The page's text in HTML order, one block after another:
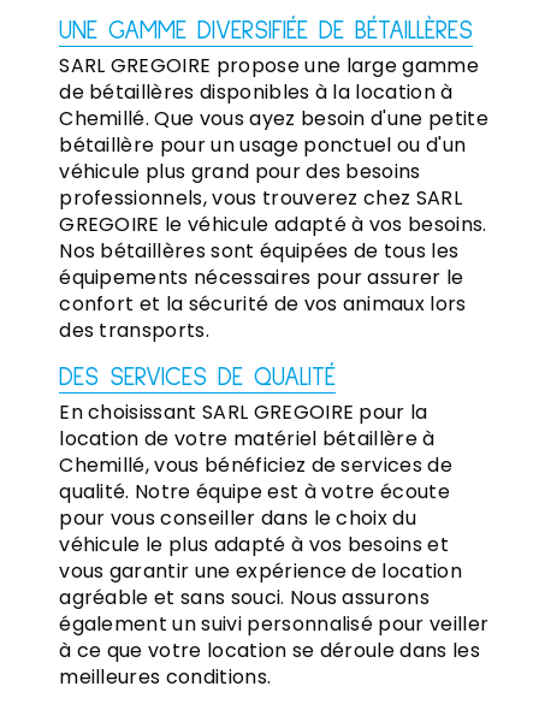
UNE GAMME DIVERSIFIÉE DE BÉTAILLÈRES
SARL GREGOIRE propose une large gamme
de bétaillères disponibles à la location à
Chemillé. Que vous ayez besoin d'une petite
bétaillère pour un usage ponctuel ou d'un
véhicule plus grand pour des besoins
professionnels, vous trouverez chez SARL
GREGOIRE le véhicule adapté à vos besoins.
Nos bétaillères sont équipées de tous les
équipements nécessaires pour assurer le
confort et la sécurité de vos animaux lors
des transports.
DES SERVICES DE QUALITÉ
En choisissant SARL GREGOIRE pour la
location de votre matériel bétaillère à
Chemillé, vous bénéficiez de services de
qualité. Notre équipe est à votre écoute
pour vous conseiller dans le choix du
véhicule le plus adapté à vos besoins et
vous garantir une expérience de location
agréable et sans souci. Nous assurons
également un suivi personnalisé pour veiller
à ce que votre location se déroule dans les
meilleures conditions.